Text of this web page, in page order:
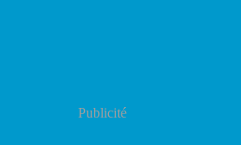
Publicité